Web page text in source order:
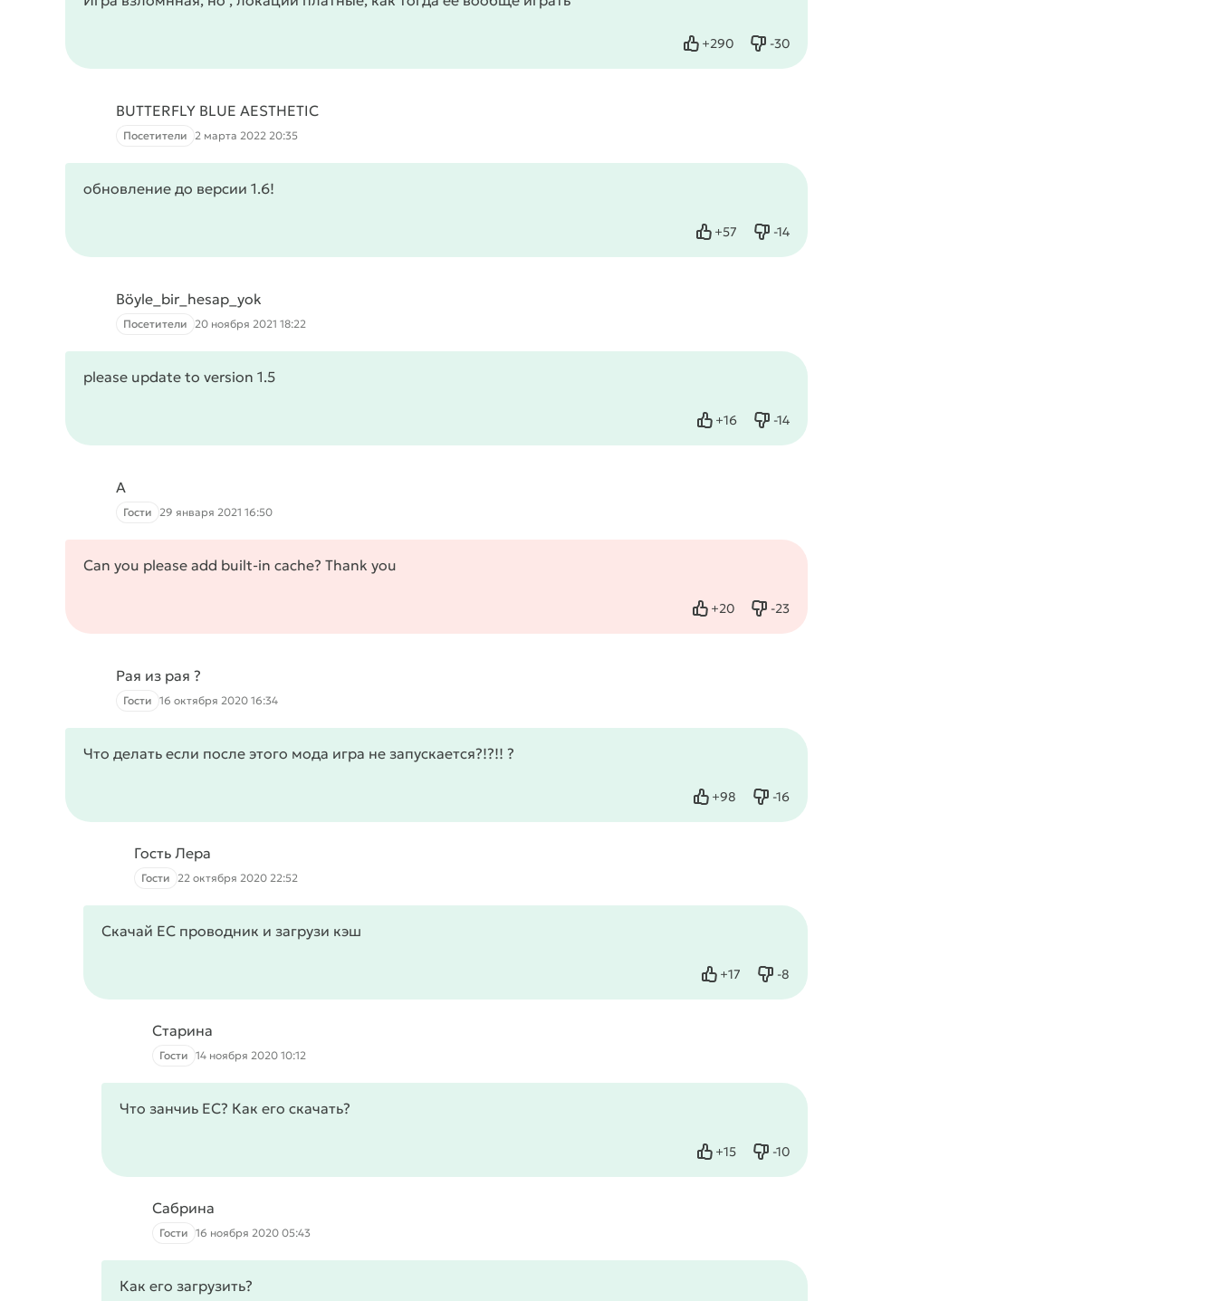
+290
Нравится -30
Не нравится
BUTTERFLY BLUE AESTHETIC
Посетители 2 марта 2022 20:35
обновление до версии 1.6!
+57
Нравится -14
Не нравится
Böyle_bir_hesap_yok
Посетители 20 ноября 2021 18:22
please update to version 1.5
+16
Нравится -14
Не нравится
A
Гости 29 января 2021 16:50
Can you please add built-in cache? Thank you
+20
Нравится -23
Не нравится
Рая из рая ?
Гости 16 октября 2020 16:34
Что делать если после этого мода игра не запускается?!?!! ?
+98
Нравится -16
Не нравится
Гость Лера
Гости 22 октября 2020 22:52
Скачай ЕС проводник и загрузи кэш
+17
Нравится -8
Не нравится
Старина
Гости 14 ноября 2020 10:12
Что занчиь ЕС? Как его скачать?
+15
Нравится -10
Не нравится
Сабрина
Гости 16 ноября 2020 05:43
Как его загрузить?